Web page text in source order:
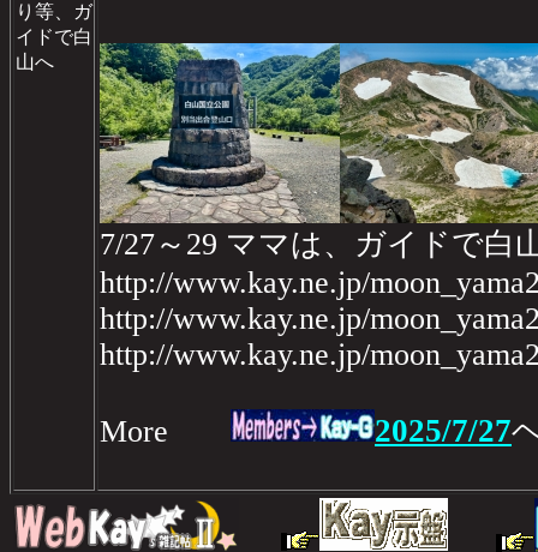
り等、ガ
イドで白
山へ
7/27～29 ママは、ガイドで白
http://www.kay.ne.jp/
http://www.kay.ne.jp/
http://www.kay.ne.jp/
More 2025/7/27